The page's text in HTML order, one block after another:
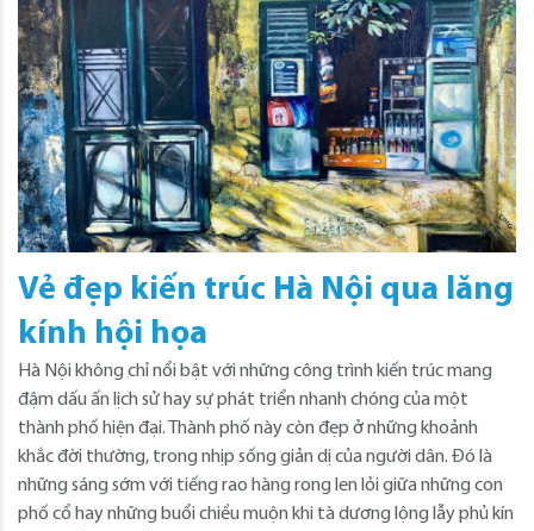
Vẻ đẹp kiến trúc Hà Nội qua lăng
kính hội họa
Hà Nội không chỉ nổi bật với những công trình kiến trúc mang
đậm dấu ấn lịch sử hay sự phát triển nhanh chóng của một
thành phố hiện đại. Thành phố này còn đẹp ở những khoảnh
khắc đời thường, trong nhịp sống giản dị của người dân. Đó là
những sáng sớm với tiếng rao hàng rong len lỏi giữa những con
phố cổ hay những buổi chiều muộn khi tà dương lộng lẫy phủ kín